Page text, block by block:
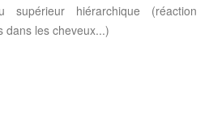
supérieur hiérarchique (réaction
dans les cheveux...)